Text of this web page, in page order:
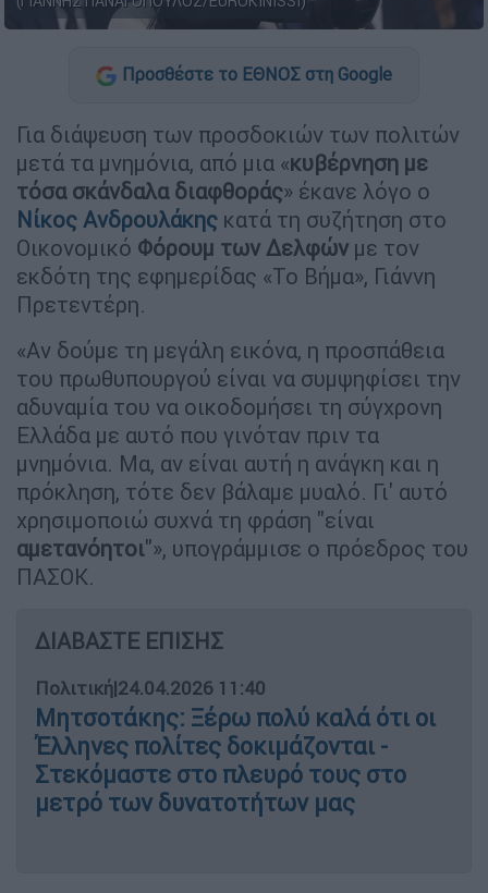
Προσθέστε το ΕΘΝΟΣ στη Google
Για διάψευση των προσδοκιών των πολιτών
μετά τα μνημόνια, από μια «κυβέρνηση με
τόσα σκάνδαλα διαφθοράς» έκανε λόγο ο
Νίκος Ανδρουλάκης κατά τη συζήτηση στο
Οικονομικό Φόρουμ των Δελφών με τον
εκδότη της εφημερίδας «Το Βήμα», Γιάννη
Πρετεντέρη.
«Αν δούμε τη μεγάλη εικόνα, η προσπάθεια
του πρωθυπουργού είναι να συμψηφίσει την
αδυναμία του να οικοδομήσει τη σύγχρονη
Ελλάδα με αυτό που γινόταν πριν τα
μνημόνια. Μα, αν είναι αυτή η ανάγκη και η
πρόκληση, τότε δεν βάλαμε μυαλό. Γι' αυτό
χρησιμοποιώ συχνά τη φράση "είναι
αμετανόητοι"», υπογράμμισε ο πρόεδρος του
ΠΑΣΟΚ.
ΔΙΑΒΑΣΤΕ ΕΠΙΣΗΣ
Πολιτική|24.04.2026 11:40
Μητσοτάκης: Ξέρω πολύ καλά ότι οι
Έλληνες πολίτες δοκιμάζονται -
Στεκόμαστε στο πλευρό τους στο
μετρό των δυνατοτήτων μας